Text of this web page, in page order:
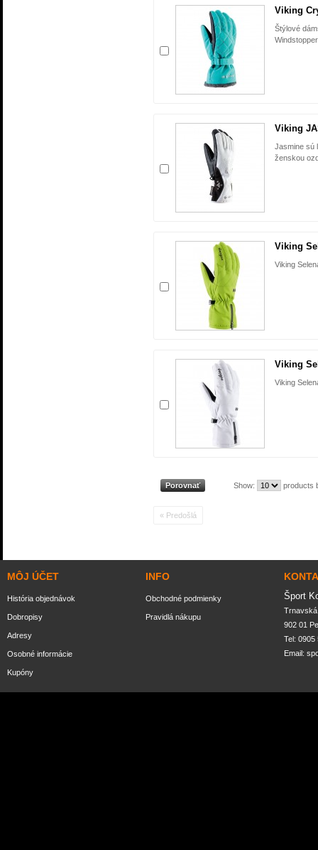
Viking
Štýlové
Viking
Jasmine sú
ženskou
Viking
Viking
Viking
Viking
Show: products
« Predošlá
MÔJ ÚČET
História objednávok
Dobropisy
Adresy
Osobné informácie
Kupóny
INFO
Obchodné podmienky
Pravidlá nákupu
Šport
902 01
Tel: 0905
Email: